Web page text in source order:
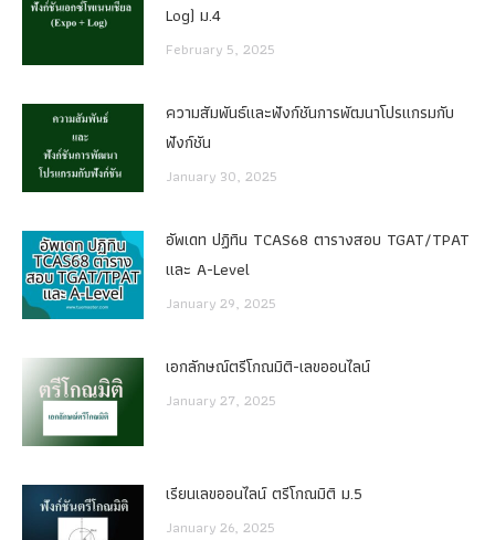
Log) ม.4
February 5, 2025
ความสัมพันธ์และฟังก์ชันการพัฒนาโปรแกรมกับ
ฟังก์ชัน
January 30, 2025
อัพเดท ปฏิทิน TCAS68 ตารางสอบ TGAT/TPAT
และ A-Level
January 29, 2025
เอกลักษณ์ตรีโกณมิติ-เลขออนไลน์
January 27, 2025
เรียนเลขออนไลน์ ตรีโกณมิติ ม.5
January 26, 2025